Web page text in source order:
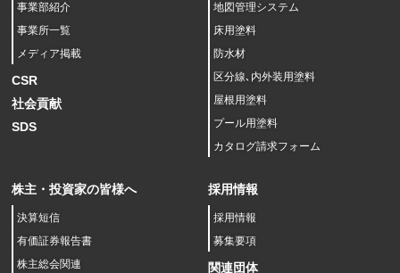
事業部紹介
事業所一覧
メディア掲載
CSR
社会貢献
SDS
地図管理システム
床用塗料
防水材
区分線､内外装用塗料
屋根用塗料
プール用塗料
カタログ請求フォーム
株主・投資家の皆様へ
決算短信
有価証券報告書
株主総会関連
採用情報
採用情報
募集要項
関連団体